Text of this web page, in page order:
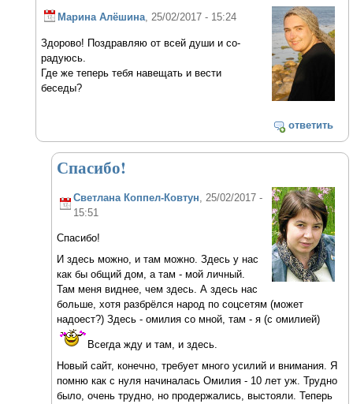
Марина Алёшина , 25/02/2017 - 15:24
Здорово! Поздравляю от всей души и со-
радуюсь.
Где же теперь тебя навещать и вести
беседы?
ответить
Спасибо!
Светлана Коппел-Ковтун , 25/02/2017 -
15:51
Спасибо!
И здесь можно, и там можно. Здесь у нас
как бы общий дом, а там - мой личный.
Там меня виднее, чем здесь. А здесь нас
больше, хотя разбрёлся народ по соцсетям (может
надоест?) Здесь - омилия со мной, там - я (с омилией)
Всегда жду и там, и здесь.
Новый сайт, конечно, требует много усилий и внимания. Я
помню как с нуля начиналась Омилия - 10 лет уж. Трудно
было, очень трудно, но продержались, выстояли. Теперь